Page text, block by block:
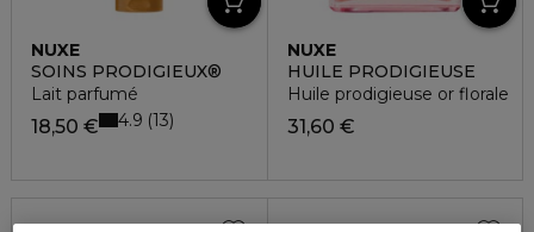
NUXE
SOINS PRODIGIEUX®
Lait parfumé
18,50 € 4.9 13
NUXE
HUILE PRODIGIEUSE
Huile prodigieuse or florale
31,60 €